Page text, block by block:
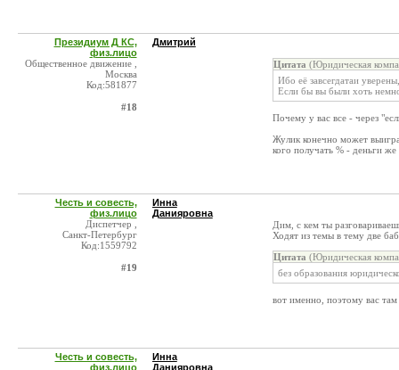
Президиум Д КС,
физ.лицо
Общественное движение ,
Москва
Код:581877
#18
Дмитрий
Цитата (Юридическая
Ибо её завсегдатаи
Если бы вы были хоть
Почему у вас все - через
Жулик конечно может
кого получать % - деньги же
Честь и совесть,
физ.лицо
Диспетчер ,
Санкт-Петербург
Код:1559792
#19
Инна
Данияровна
Дим, с кем ты
Ходят из темы в тему две
Цитата (Юридическая
без образования
вот именно, поэтому вас
Честь и совесть,
физ.лицо
Инна
Данияровна